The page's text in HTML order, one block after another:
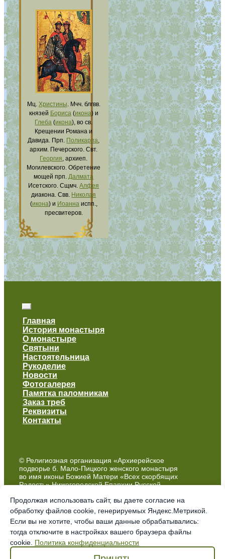
Мц. Христины. Мчч. блгвв.
князей Бориса(икона) и
Глеба (икона), во св.
Крещении Романа и
Давида. Прп. Поликарпа,
архим. Печерского. Свт.
Георгия, архиеп.
Могилевского. Обретение
мощей прп.Далмата
Исетского. Сщмч.Алфея
диакона. Свв. Николая
(икона) и Иоаннаиспп.,
пресвитеров.
Главная
История монастыря
О монастыре
Святыни
Настоятельница
Рукоделие
Новости
Фотогалерея
Памятка паломникам
Заказ треб
Реквизиты
Контакты
© Религиозная организация «Архиерейское
подворье б. Мало-Пицкого женского монастыря
во имя иконы Божией Матери «Всех скорбящих
Радость» Нижегородской Епархии Русской
Политика обработки персональных данных
Продолжая использовать сайт, вы даете согласие на
обработку файлов cookie, генерируемых Яндекс.Метрикой.
Если вы не хотите, чтобы ваши данные обрабатывались:
тогда отключите в настройках вашего браузера файлы
cookie. Политика конфиденциальности